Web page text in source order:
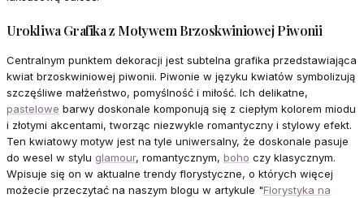
Urokliwa Grafika z Motywem Brzoskwiniowej Piwonii
Centralnym punktem dekoracji jest subtelna grafika przedstawiająca
kwiat brzoskwiniowej piwonii. Piwonie w języku kwiatów symbolizują
szczęśliwe małżeństwo, pomyślność i miłość. Ich delikatne,
pastelowe barwy doskonale komponują się z ciepłym kolorem miodu
i złotymi akcentami, tworząc niezwykle romantyczny i stylowy efekt.
Ten kwiatowy motyw jest na tyle uniwersalny, że doskonale pasuje
do wesel w stylu glamour, romantycznym, boho czy klasycznym.
Wpisuje się on w aktualne trendy florystyczne, o których więcej
możecie przeczytać na naszym blogu w artykule "Florystyka na